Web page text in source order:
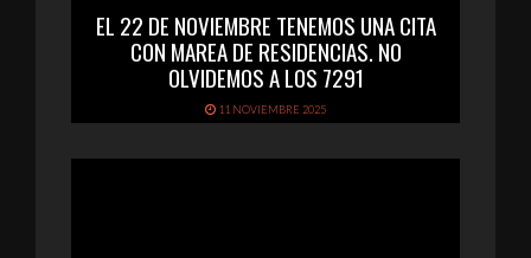
EL 22 DE NOVIEMBRE TENEMOS UNA CITA
CON MAREA DE RESIDENCIAS. NO
OLVIDEMOS A LOS 7291
11 NOVIEMBRE 2025